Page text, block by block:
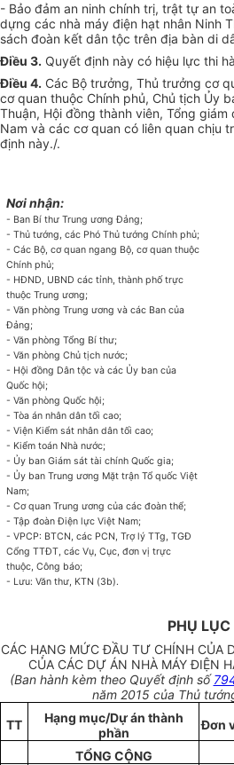
- Bảo đảm an ninh chính trị, trật tự an
dựng các nhà máy điện hạt nhân Ninh
sách đoàn kết dân tộc trên địa bàn di
Điều 3. Quyết định này có hiệu lực thi
Điều 4. Các Bộ trưởng, Thủ trưởng cơ
cơ quan thuộc Chính phủ, Chủ tịch Ủy
Thuận, Hội đồng thành viên, Tổng
Nam và các cơ quan có liên quan chịu
định này./.
Nơi nhận:
- Ban Bí thư Trung ương Đảng;
- Thủ tướng, các Phó Thủ tướng Chính phủ;
- Các Bộ, cơ quan ngang Bộ, cơ quan thuộc
Chính phủ;
- HĐND, UBND các tỉnh, thành phố trực
thuộc Trung ương;
- Văn phòng Trung ương và các Ban của
Đảng;
- Văn phòng Tổng Bí thư;
- Văn phòng Chủ tịch nước;
- Hội đồng Dân tộc và các Ủy ban của
Quốc hội;
- Văn phòng Quốc hội;
- Tòa án nhân dân tối cao;
- Viện Kiểm sát nhân dân tối cao;
- Kiểm toán Nhà nước;
- Ủy ban Giám sát tài chính Quốc gia;
- Ủy ban Trung ương Mặt trận Tổ quốc Việt
Nam;
- Cơ quan Trungương của các đoàn thể;
- Tập đoàn Điện lực Việt Nam;
- VPCP: BTCN, các PCN, Trợ lý TTg, TGĐ
Cổng TTĐT, các Vụ, Cục,đơn vị trực
thuộc, Công báo;
- Lưu: Văn thư, KTN (3b).
PHỤ LỤC
CÁC HẠNG MỨC ĐẦU TƯ CHÍNH CỦA
CỦA CÁC DỰ ÁN NHÀ MÁY ĐIỆN
(Ban hành kèm theo Quyết định số
năm 2015 của Thủ
TT
Hạng mục/Dự án thành
phần
Đơn
TỔNG CỘNG